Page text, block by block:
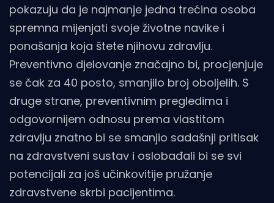
pokazuju da je najmanje jedna trećina osoba
spremna mijenjati svoje životne navike i
ponašanja koja štete njihovu zdravlju.
Preventivno djelovanje značajno bi, procjenjuje
se čak za 40 posto, smanjilo broj oboljelih. S
druge strane, preventivnim pregledima i
odgovornijem odnosu prema vlastitom
zdravlju znatno bi se smanjio sadašnji pritisak
na zdravstveni sustav i oslobađali bi se svi
potencijali za još učinkovitije pružanje
zdravstvene skrbi pacijentima.